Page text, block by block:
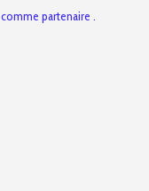
comme partenaire .